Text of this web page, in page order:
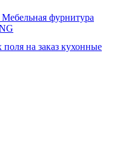
фурнитура
на заказ кухонные